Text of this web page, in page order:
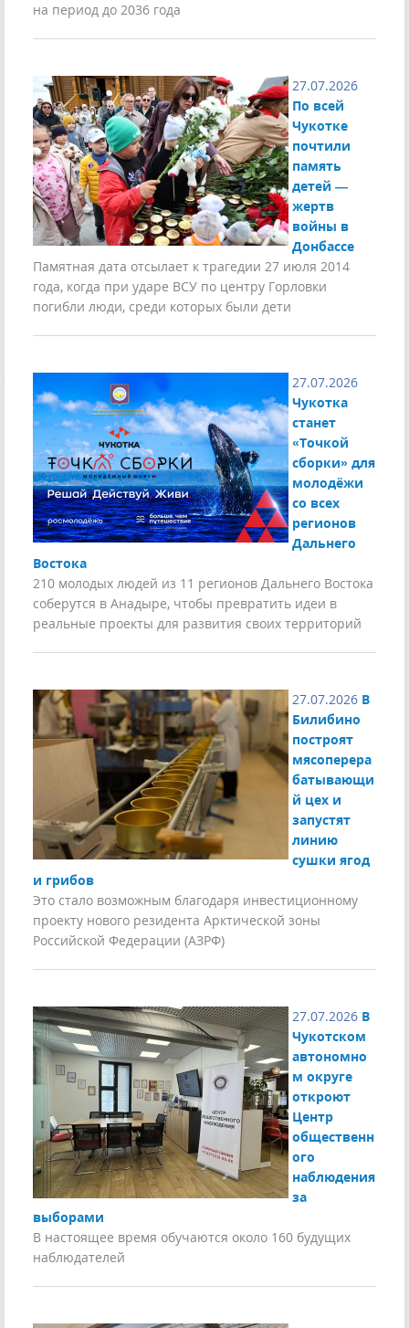
на период до 2036 года
27.07.2026
По всей
Чукотке
почтили
память
детей —
жертв
войны в
Донбассе
Памятная дата отсылает к трагедии 27 июля 2014
года, когда при ударе ВСУ по центру Горловки
погибли люди, среди которых были дети
27.07.2026
Чукотка
станет
«Точкой
сборки» для
молодёжи
со всех
регионов
Дальнего
Востока
210 молодых людей из 11 регионов Дальнего Востока
соберутся в Анадыре, чтобы превратить идеи в
реальные проекты для развития своих территорий
27.07.2026 В
Билибино
построят
мясоперера
батывающи
й цех и
запустят
линию
сушки ягод
и грибов
Это стало возможным благодаря инвестиционному
проекту нового резидента Арктической зоны
Российской Федерации (АЗРФ)
27.07.2026 В
Чукотском
автономно
м округе
откроют
Центр
общественн
ого
наблюдения
за
выборами
В настоящее время обучаются около 160 будущих
наблюдателей